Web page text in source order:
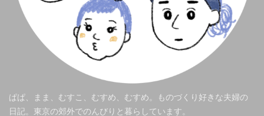
ぱぱ、まま、むすこ、むすめ、むすめ。ものづくり好きな夫婦の
日記。東京の郊外でのんびりと暮らしています。